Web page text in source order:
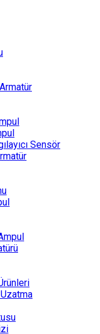
Sensör